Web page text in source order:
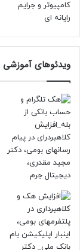
ویدئوهای آموزشی